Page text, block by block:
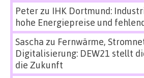
Peterzu IHK Dortmund:
hohe Energiepreise und
Sascha zu Fernwärme,
Digitalisierung: DEW21 stellt
die Zukunft